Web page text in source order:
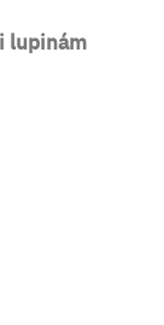
lupinám